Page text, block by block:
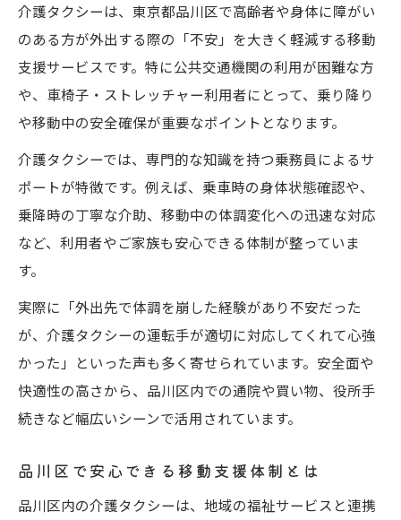
介護タクシーは、東京都品川区で高齢者や身体に障がい
のある方が外出する際の「不安」を大きく軽減する移動
支援サービスです。特に公共交通機関の利用が困難な方
や、車椅子・ストレッチャー利用者にとって、乗り降り
や移動中の安全確保が重要なポイントとなります。
介護タクシーでは、専門的な知識を持つ乗務員によるサ
ポートが特徴です。例えば、乗車時の身体状態確認や、
乗降時の丁寧な介助、移動中の体調変化への迅速な対応
など、利用者やご家族も安心できる体制が整っていま
す。
実際に「外出先で体調を崩した経験があり不安だった
が、介護タクシーの運転手が適切に対応してくれて心強
かった」といった声も多く寄せられています。安全面や
快適性の高さから、品川区内での通院や買い物、役所手
続きなど幅広いシーンで活用されています。
品川区で安心できる移動支援体制とは
品川区内の介護タクシーは、地域の福祉サービスと連携